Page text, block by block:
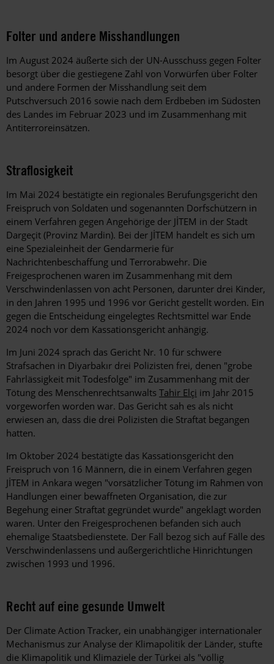
Folter und andere Misshandlungen
Im August 2024 äußerte sich der UN-Ausschuss gegen Folter
besorgt über die gestiegene Zahl von Vorwürfen über Folter
und andere Formen der Misshandlung seit dem
Putschversuch 2016 sowie nach dem Erdbeben im Südosten
des Landes im Februar 2023 und im Zusammenhang mit
Antiterroreinsätzen.
Straflosigkeit
Im Mai 2024 bestätigte ein regionales Berufungsgericht den
Freispruch von Soldaten und sogenannten Dorfschützern in
einem Verfahren gegen Angehörige der JİTEM in der Stadt
Dargeçit (Provinz Mardin). Bei der JİTEM handelt es sich um
eine Spezialeinheit der Gendarmerie für
Nachrichtenbeschaffung und Terrorabwehr. Die
Freigesprochenen waren im Zusammenhang mit dem
Verschwindenlassen von acht Personen, darunter drei Kinder,
in den Jahren 1995 und 1996 vor Gericht gestellt worden. Ein
gegen die Entscheidung eingelegtes Rechtsmittel war Ende
2024 noch vor dem Kassationsgericht anhängig.
Im Juni 2024 sprach das Gericht Nr. 10 für schwere
Strafsachen in Diyarbakır drei Polizisten frei, denen "grobe
Fahrlässigkeit mit Todesfolge" im Zusammenhang mit der
Tötung des Menschenrechtsanwalts Tahir Elçi im Jahr 2015
vorgeworfen worden war. Das Gericht sah es als nicht
erwiesen an, dass die drei Polizisten die Straftat begangen
hatten.
Im Oktober 2024 bestätigte das Kassationsgericht den
Freispruch von 16 Männern, die in einem Verfahren gegen
JİTEM in Ankara wegen "vorsätzlicher Tötung im Rahmen von
Handlungen einer bewaffneten Organisation, die zur
Begehung einer Straftat gegründet wurde" angeklagt worden
waren. Unter den Freigesprochenen befanden sich auch
ehemalige Staatsbedienstete. Der Fall bezog sich auf Fälle des
Verschwindenlassens und außergerichtliche Hinrichtungen
zwischen 1993 und 1996.
Recht auf eine gesunde Umwelt
Der Climate Action Tracker, ein unabhängiger internationaler
Mechanismus zur Analyse der Klimapolitik der Länder, stufte
die Klimapolitik und Klimaziele der Türkei als "völlig